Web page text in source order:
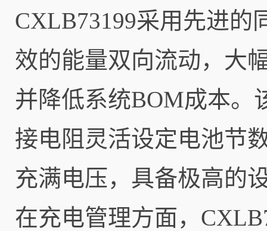
CXLB73199采用先进的
效的能量双向流动，大
并降低系统BOM成本。
接电阻灵活设定电池节
充满电压，具备极高的
在充电管理方面，